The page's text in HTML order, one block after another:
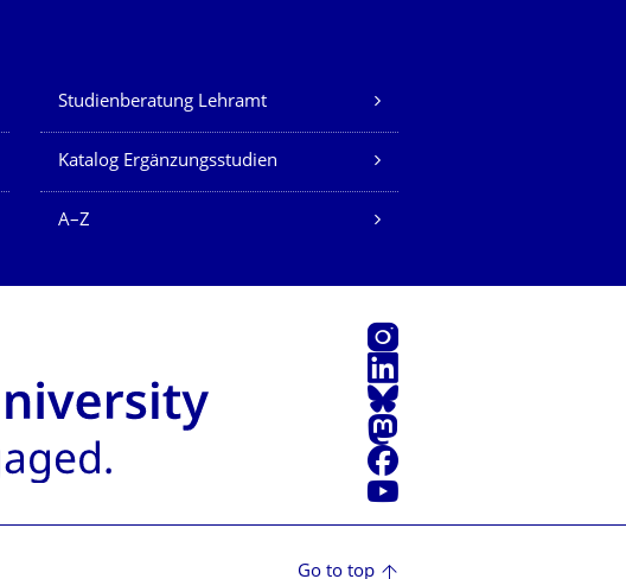
Studienberatung Lehramt
Katalog Ergänzungsstudien
A–Z
Instagram
LinkedIn
Bluesky
Mastodon
Facebook
YouTube
Go to top